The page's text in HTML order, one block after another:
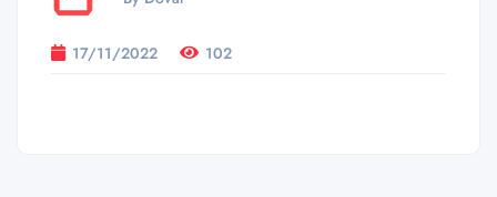
17/11/2022 102